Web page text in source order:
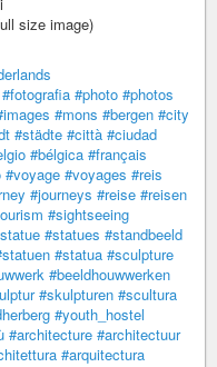
size image)
#fotografia #photo #photos
#mons #bergen #city
#städte #città #ciudad
#bélgica #français
#voyage #voyages #reis
#journeys #reise #reisen
#sightseeing
#statues #standbeeld
#statua #sculpture
#beeldhouwwerken
#skulpturen #scultura
#youth_hostel
#architecture #architectuur
#arquitectura